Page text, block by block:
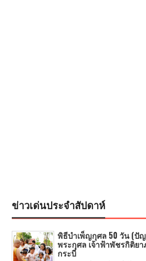
ข่าวเด่นประจำสัปดาห์
พิธีบำเพ็ญกุศล 50 วัน (ปั
พระกุศล เจ้าฟ้าพัชรกิติย
กระบี่